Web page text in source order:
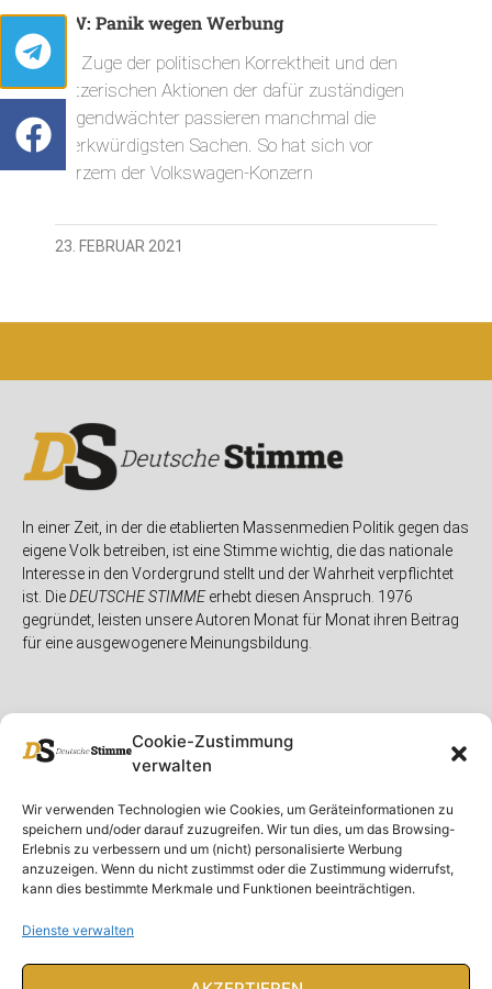
Cookie-Zustimmung
verwalten
Wir verwenden Technologien wie Cookies, um Geräteinformationen zu
speichern und/oder darauf zuzugreifen. Wir tun dies, um das Browsing-
Erlebnis zu verbessern und um (nicht) personalisierte Werbung
anzuzeigen. Wenn du nicht zustimmst oder die Zustimmung widerrufst,
kann dies bestimmte Merkmale und Funktionen beeinträchtigen.
Dienste verwalten
VW: Panik wegen Werbung
Im Zuge der politischen Korrektheit und den
hetzerischen Aktionen der dafür zuständigen
Tugendwächter passieren manchmal die
merkwürdigsten Sachen. So hat sich vor
Kurzem der Volkswagen-Konzern
23. FEBRUAR 2021
In einer Zeit, in der die etablierten Massenmedien Politik gegen das
eigene Volk betreiben, ist eine Stimme wichtig, die das nationale
Interesse in den Vordergrund stellt und der Wahrheit verpflichtet
ist. DieDEUTSCHE STIMMEerhebt diesen Anspruch. 1976
gegründet, leisten unsere Autoren Monat für Monat ihren Beitrag
für eine ausgewogenere Meinungsbildung.
Unser Magazin
Spenden
Ausgaben
Abonnieren
Rubriken
Deutschland
Ausland
Feuilleton
Rechtliches
Rechtliche Hinweise
Impressum
Datenschutzerklärung